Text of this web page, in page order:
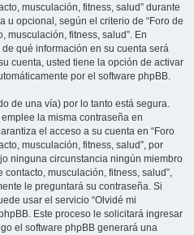
musculación, fitness, salud” durante
u opcional, según el criterio de “Foro de
musculación, fitness, salud”. En
qué información en su cuenta será
cuenta, usted tiene la opción de activar
por el software phpBB.
de una vía) por lo tanto está segura.
la misma contraseña en
el acceso a su cuenta en “Foro
musculación, fitness, salud”, por
ninguna circunstancia ningún miembro
musculación, fitness, salud”,
le preguntará su contraseña. Si
usar el servicio “Olvidé mi
Este proceso le solicitará ingresar
el software phpBB generará una